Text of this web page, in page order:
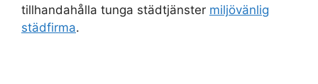
tillhandahålla tunga städtjänster miljövänlig
städfirma.